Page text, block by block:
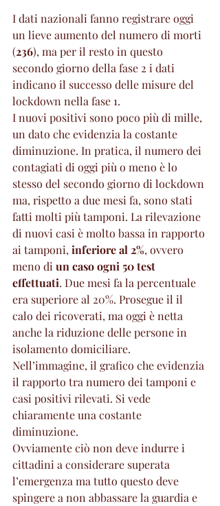
I dati nazionali fanno registrare oggi
un lieve aumento del numero di morti
(236), ma per il resto in questo
secondo giorno della fase 2 i dati
indicano il successo delle misure del
lockdown nella fase 1.
I nuovi positivi sono poco più di mille,
un dato che evidenzia la costante
diminuzione. In pratica, il numero dei
contagiati di oggi più o meno è lo
stesso del secondo giorno di lockdown
ma, rispetto a due mesi fa, sono stati
fatti molti più tamponi. La rilevazione
di nuovi casi è molto bassa in rapporto
ai tamponi, inferiore al 2%, ovvero
meno di un caso ogni 50 test
effettuati. Due mesi fa la percentuale
era superiore al 20%. Prosegue il il
calo dei ricoverati, ma oggi è netta
anche la riduzione delle persone in
isolamento domiciliare.
Nell’immagine, il grafico che evidenzia
il rapporto tra numero dei tamponi e
casi positivi rilevati. Si vede
chiaramente una costante
diminuzione.
Ovviamente ciò non deve indurre i
cittadini a considerare superata
l’emergenza ma tutto questo deve
spingere a non abbassare la guardia e